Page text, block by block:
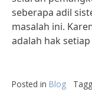
seberapa adil
masalah ini.
adalah hak
Posted in Blog